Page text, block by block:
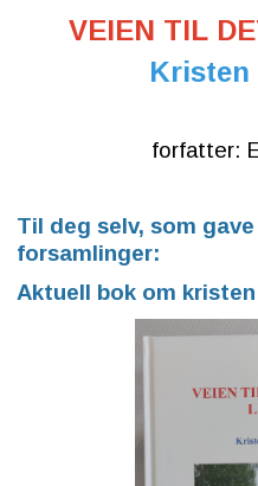
VEIEN TIL
forfatter:
Til deg selv, som
forsamlinger:
Aktuell bok om